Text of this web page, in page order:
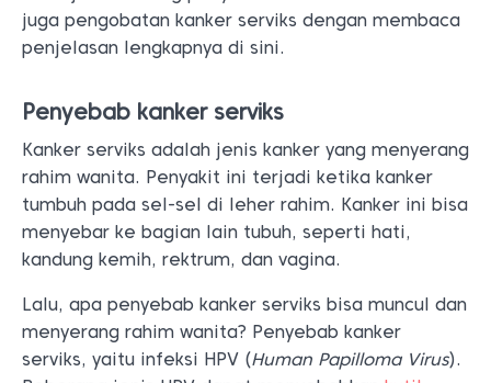
juga pengobatan kanker serviks dengan membaca
penjelasan lengkapnya di sini.
Penyebab kanker serviks
Kanker serviks adalah jenis kanker yang menyerang
rahim wanita. Penyakit ini terjadi ketika kanker
tumbuh pada sel-sel di leher rahim. Kanker ini bisa
menyebar ke bagian lain tubuh, seperti hati,
kandung kemih, rektrum, dan vagina.
Lalu, apa penyebab kanker serviks bisa muncul dan
menyerang rahim wanita? Penyebab kanker
serviks, yaitu infeksi HPV (Human Papilloma Virus).